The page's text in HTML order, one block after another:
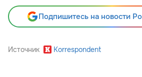
Подпишитесь на новости
Источник Korrespondent